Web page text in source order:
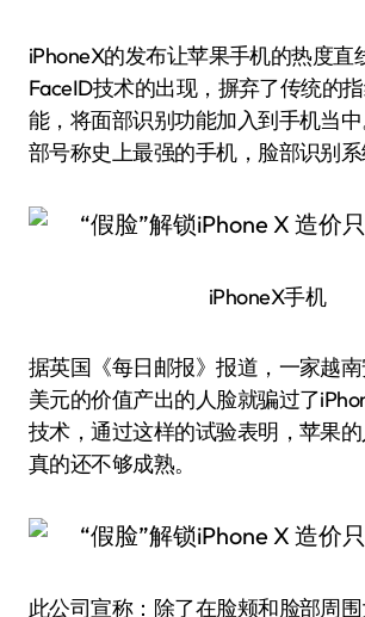
iPhoneX的发布让苹果手机的热度直
FaceID技术的出现，摒弃了传统的
能，将面部识别功能加入到手机当
部号称史上最强的手机，脸部识别
iPhoneX手机
据英国《每日邮报》报道，一家越
美元的价值产出的人脸就骗过了
技术，通过这样的试验表明，苹果
真的还不够成熟。
此公司宣称：除了在脸颊和脸部周